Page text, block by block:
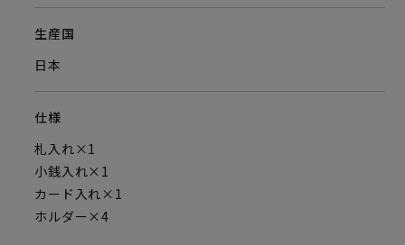
生産国
日本
仕様
札入れ×1
小銭入れ×1
カード入れ×1
ホルダー×4